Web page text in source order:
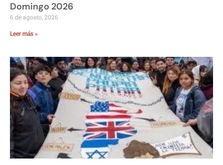
Domingo 2026
6 de agosto, 2026
Leer más »